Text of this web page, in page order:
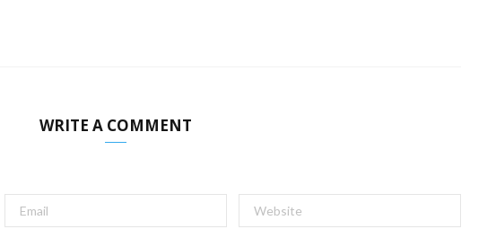
WRITE A COMMENT